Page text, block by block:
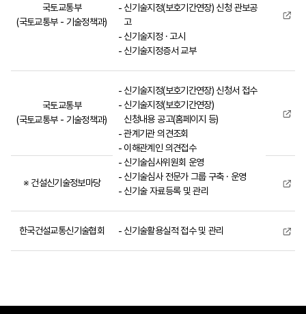
국토교통부
(국토교통부 - 기술정책과)
신기술지정(보호기간연장) 신청 관보공
고
신기술지정 · 고시
신기술지정증서 교부
국토교통부
(국토교통부 - 기술정책과)
신기술지정(보호기간연장) 신청서 접수
신기술지정(보호기간연장)
신청내용 공고(홈페이지 등)
관계기관 의견조회
이해관계인 의견접수
신기술심사위원회 운영
신기술심사 전문가 그룹 구축 · 운영
신기술 자료등록 및 관리
※ 건설신기술정보마당
한국건설교통신기술협회 신기술활용실적 접수 및 관리